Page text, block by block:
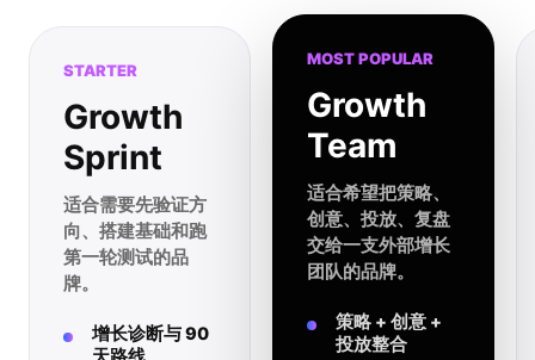
STARTER
Growth
Sprint
适合需要先验证方
向、搭建基础和跑
第一轮测试的品
牌。
增长诊断与 90
MOST POPULAR
Growth
Team
适合希望把策略、
创意、投放、复盘
交给一支外部增长
团队的品牌。
策略 + 创意 +
投放整合